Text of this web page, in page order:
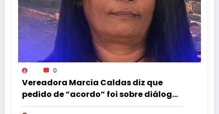
0
Vereadora Marcia Caldas diz que
pedido de “acordo” foi sobre diálogo
institucional